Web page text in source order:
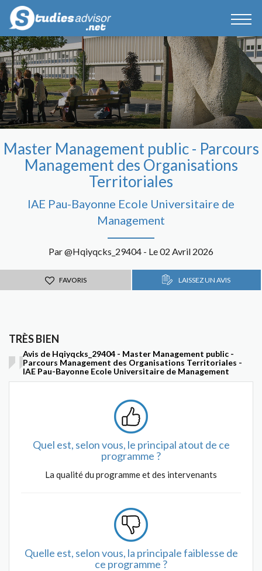
Master Management public - Parcours
Management des Organisations
Territoriales
IAE Pau-Bayonne Ecole Universitaire de
Management
Par @Hqiyqcks_29404 - Le 02 Avril 2026
FAVORIS LAISSEZ UN AVIS
TRÈS BIEN
Avis de Hqiyqcks_29404 - Master Management public -
Parcours Management des Organisations Territoriales -
IAE Pau-Bayonne Ecole Universitaire de Management
Quel est, selon vous, le principal atout de ce
programme ?
La qualité du programme et des intervenants
Quelle est, selon vous, la principale faiblesse de
ce programme ?